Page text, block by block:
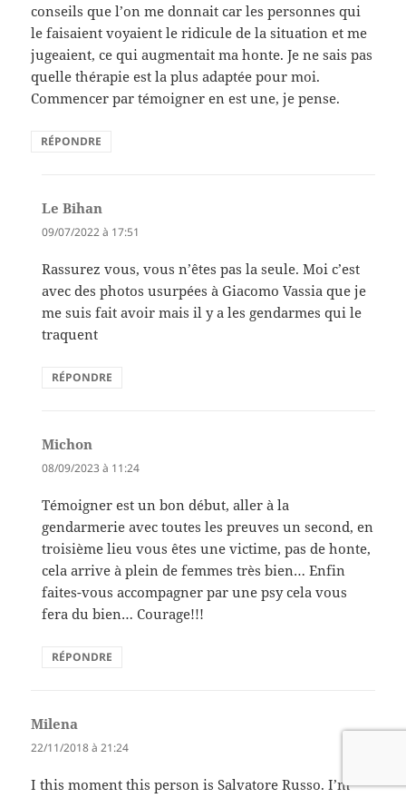
conseils que l’on me donnait car les personnes qui
le faisaient voyaient le ridicule de la situation et me
jugeaient, ce qui augmentait ma honte. Je ne sais pas
quelle thérapie est la plus adaptée pour moi.
Commencer par témoigner en est une, je pense.
RÉPONDRE
Le Bihan
09/07/2022 à 17:51
Rassurez vous, vous n’êtes pas la seule. Moi c’est
avec des photos usurpées à Giacomo Vassia que je
me suis fait avoir mais il y a les gendarmes qui le
traquent
RÉPONDRE
Michon
08/09/2023 à 11:24
Témoigner est un bon début, aller à la
gendarmerie avec toutes les preuves un second, en
troisième lieu vous êtes une victime, pas de honte,
cela arrive à plein de femmes très bien… Enfin
faites-vous accompagner par une psy cela vous
fera du bien… Courage!!!
RÉPONDRE
Milena
22/11/2018 à 21:24
I this moment this person is Salvatore Russo. I’m